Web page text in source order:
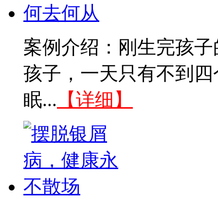
案例介绍：刚生完孩
孩子，一天只有不到
眠... 【详细】